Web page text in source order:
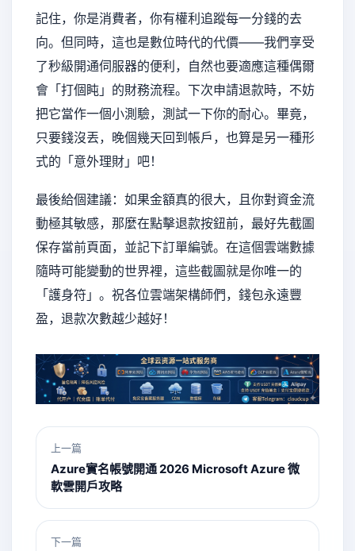
記住，你是消費者，你有權利追蹤每一分錢的去
向。但同時，這也是數位時代的代價——我們享受
了秒級開通伺服器的便利，自然也要適應這種偶爾
會「打個盹」的財務流程。下次申請退款時，不妨
把它當作一個小測驗，測試一下你的耐心。畢竟，
只要錢沒丟，晚個幾天回到帳戶，也算是另一種形
式的「意外理財」吧！
最後給個建議：如果金額真的很大，且你對資金流
動極其敏感，那麼在點擊退款按鈕前，最好先截圖
保存當前頁面，並記下訂單編號。在這個雲端數據
隨時可能變動的世界裡，這些截圖就是你唯一的
「護身符」。祝各位雲端架構師們，錢包永遠豐
盈，退款次數越少越好！
上一篇
Azure實名帳號開通 2026 Microsoft Azure 微
軟雲開戶攻略
下一篇